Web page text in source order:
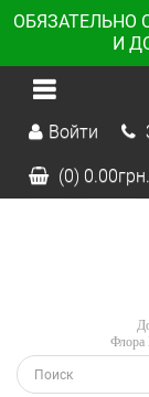
ОБЯЗАТЕЛЬНО
И
Войти
(0) 0.00грн.
Флора